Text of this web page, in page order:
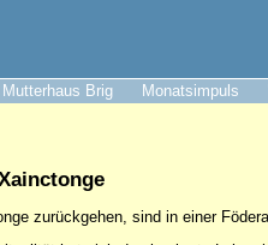
Mutterhaus Brig Monatsimpuls
zurückgehen, sind in einer